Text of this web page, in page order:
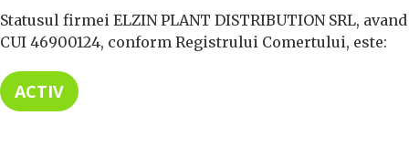
Statusul firmei ELZIN PLANT DISTRIBUTION SRL, avand
CUI 46900124, conform Registrului Comertului, este:
ACTIV